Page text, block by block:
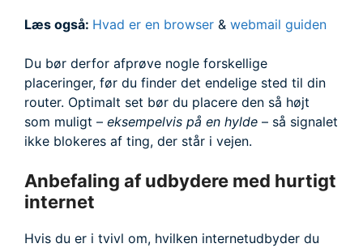
Læs også: Hvad er en browser & webmail guiden
Du bør derfor afprøve nogle forskellige
placeringer, før du finder det endelige sted til din
router. Optimalt set bør du placere den så højt
som muligt – eksempelvis på en hylde – så signalet
ikke blokeres af ting, der står i vejen.
Anbefaling af udbydere med hurtigt
internet
Hvis du er i tvivl om, hvilken internetudbyder du